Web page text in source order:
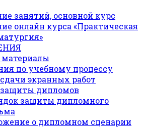
занятий, основной курс
онлайн курса «Практическая
по учебному процессу
экранных работ
дипломов
защиты дипломного
о дипломном сценарии